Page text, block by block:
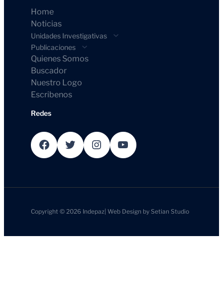
Home
Noticias
Unidades Investigativas
Publicaciones
Quienes Somos
Buscador
Nuestro Logo
Escribenos
Redes
Facebook Twitter Instagram YouTube
Copyright © 2026 Indepaz|Web Design bySetian Studio